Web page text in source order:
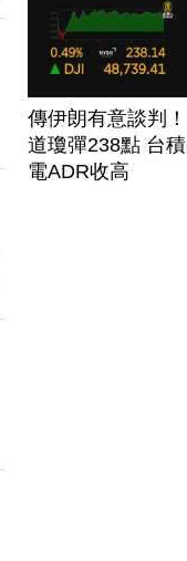
傳伊朗有意談判！
道瓊彈238點 台積
電ADR收高